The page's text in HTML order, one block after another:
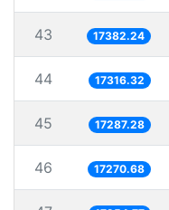
43 17382.24
44 17316.32
45 17287.28
46 17270.68